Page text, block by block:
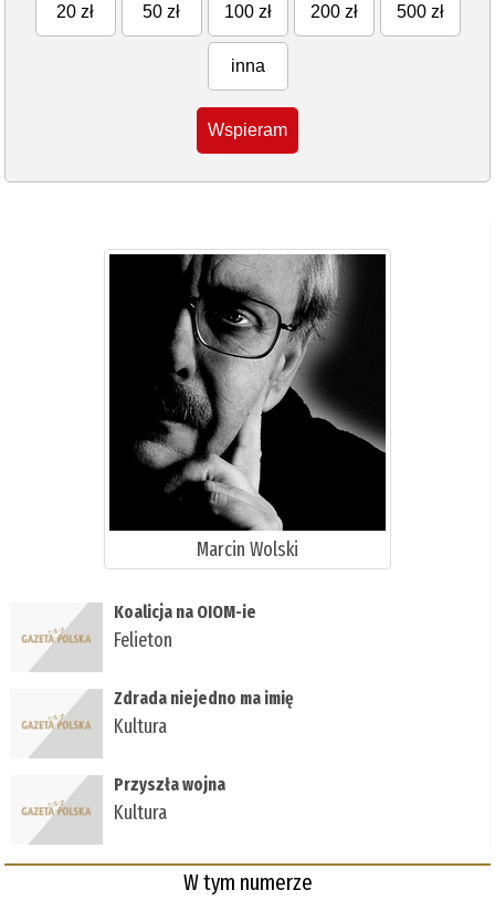
20 zł 50 zł 100 zł 200 zł 500 zł
inna
Wspieram
Marcin Wolski
Koalicja na OIOM-ie
Felieton
Zdrada niejedno ma imię
Kultura
Przyszła wojna
Kultura
W tym numerze